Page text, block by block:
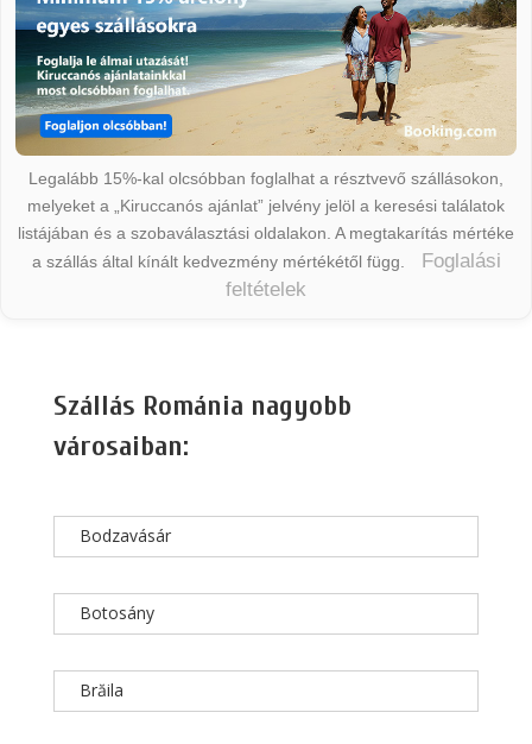
Legalább 15%-kal olcsóbban foglalhat a résztvevő szállásokon,
melyeket a „Kiruccanós ajánlat” jelvény jelöl a keresési találatok
listájában és a szobaválasztási oldalakon. A megtakarítás mértéke
a szállás által kínált kedvezmény mértékétől függ.
Foglalási
feltételek
Szállás Románia nagyobb
városaiban:
Bodzavásár
Botosány
Brăila